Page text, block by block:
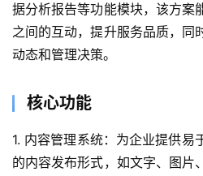
据分析报告等功能模块，该方案
之间的互动，提升服务品质，同
动态和管理决策。
核心功能
1. 内容管理系统：为企业提供易
的内容发布形式，如文字、图片